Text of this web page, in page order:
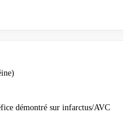
démontré sur infarctus/AVC